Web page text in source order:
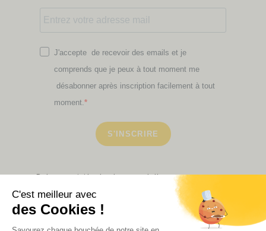
J'accepte de recevoir des emails et je
comprends que je peux à tout moment me
désabonner après inscription facilement à tout
moment.
S'INSCRIRE
Retrouvez ici toutes les newsletters que vous avez